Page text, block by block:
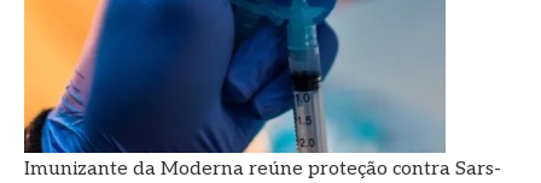
Imunizante da Moderna reúne proteção contra Sars-